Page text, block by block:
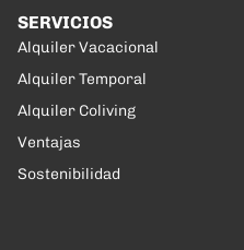
SERVICIOS
Alquiler Vacacional
Alquiler Temporal
Alquiler Coliving
Ventajas
Sostenibilidad